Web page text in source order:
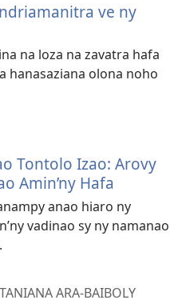
ve ny
na loza na zavatra hafa
hanasaziana olona noho
Tontolo Izao: Arovy
Amin’ny Hafa
anao hiaro ny
vadinao sy ny namanao
ARA-BAIBOLY